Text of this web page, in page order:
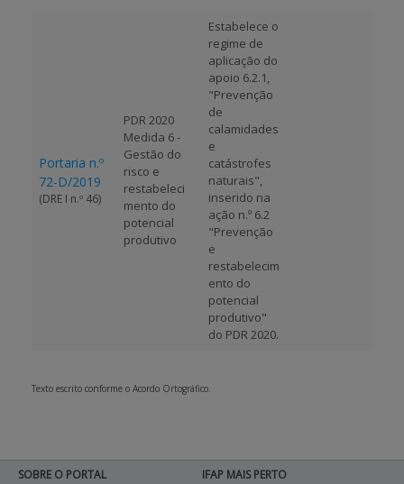
Portaria n.º
72-D/2019
(DRE I n.º 46)
PDR 2020
Medida 6 -
Gestão do
risco e
restabeleci
mento do
potencial
produtivo
Estabelece o
regime de
aplicação do
apoio 6.2.1,
"Prevenção
de
calamidades
e
catástrofes
naturais",
inserido na
ação n.º 6.2
"Prevenção
e
restabelecim
ento do
potencial
produtivo"
do PDR 2020.
Texto escrito conforme o Acordo Ortográfico.
SOBRE O PORTAL
IFAP MAIS PERTO